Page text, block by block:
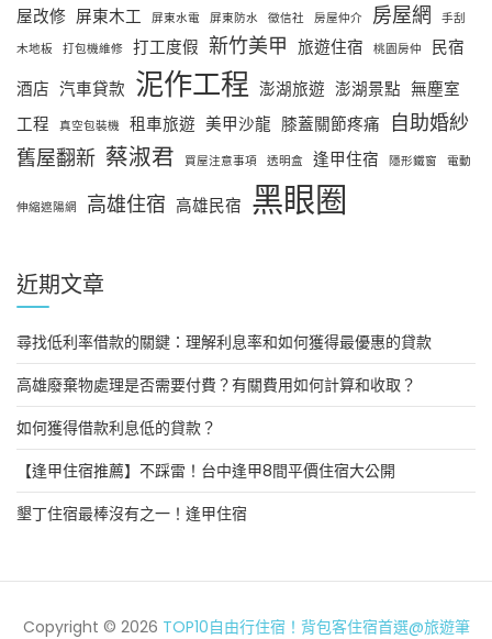
屋改修 屏東木工 屏東水電 屏東防水 徵信社 房屋仲介 房屋網
手刮
木地板
打包機維修 打工度假 新竹美甲 旅遊住宿 桃園房仲
民宿
酒店 汽車貸款 泥作工程 澎湖旅遊 澎湖景點 無塵室
工程
真空包裝機 租車旅遊 美甲沙龍 膝蓋關節疼痛
自助婚紗
舊屋翻新 蔡淑君 買屋注意事項 透明盒 逢甲住宿 隱形鐵窗 電動
伸縮遮陽網 高雄住宿 高雄民宿 黑眼圈
近期文章
尋找低利率借款的關鍵：理解利息率和如何獲得最優惠的貸款
高雄廢棄物處理是否需要付費？有關費用如何計算和收取？
如何獲得借款利息低的貸款？
【逢甲住宿推薦】不踩雷！台中逢甲8間平價住宿大公開
墾丁住宿最棒沒有之一！逢甲住宿
Copyright © 2026 TOP10自由行住宿！背包客住宿首選@旅遊筆